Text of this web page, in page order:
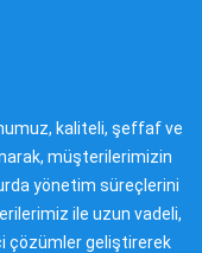
kaliteli, şeffaf ve
müşterilerimizin
yönetim süreçlerini
ile uzun vadeli,
çözümler geliştirerek